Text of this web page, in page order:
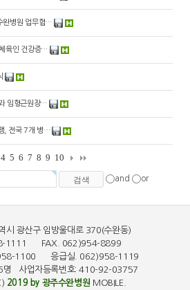
완병원 업무협…
육인 건강증…
임형근원장…
, 전국 7개 병…
4 5 6 7 8 9 10
and or
시 광산구 임방울대로 370(수완동)
1111 FAX. 062)954-8899
1100 응급실. 062)958-1119
6명 사업자등록번호: 410-92-03757
2019 by 광주수완병원 MOBILE.